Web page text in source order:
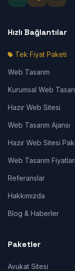
Hızlı Bağlantılar
Tek Fiyat Paketi
Web Tasarım
Kurumsal Web
Hazır Web Sitesi
Web Tasarım Ajansı
Hazır Web Sitesi
Web Tasarım Fiyatları
Referanslar
Hakkımızda
Blog & Haberler
Paketler
Avukat Sitesi